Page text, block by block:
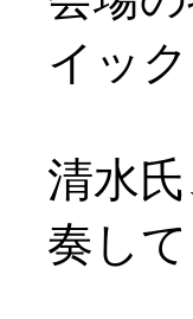
イッ
清水
奏し